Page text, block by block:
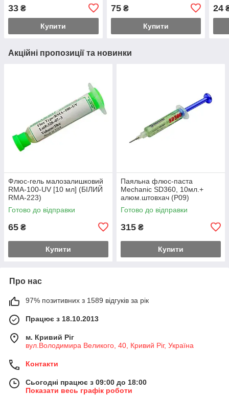
33 ₴
Купити
75₴
Купити
24
Акційні пропозиції та новинки
Флюс-гель малозалишковий
RMA-100-UV [10 мл] (БІЛИЙ
RMA-223)
Готово до відправки
65 ₴
Купити
Паяльна флюс-паста
Mechanic SD360, 10мл.+
алюм.штовхач (Р09)
Готово до відправки
315 ₴
Купити
Про нас
97% позитивних з 1589 відгуків за рік
Працює з 18.10.2013
м. Кривий Ріг
вул.Володимира Великого, 40, Кривий Ріг, Україна
Контакти
Сьогодні працює з 09:00 до 18:00
Показати весь графік роботи